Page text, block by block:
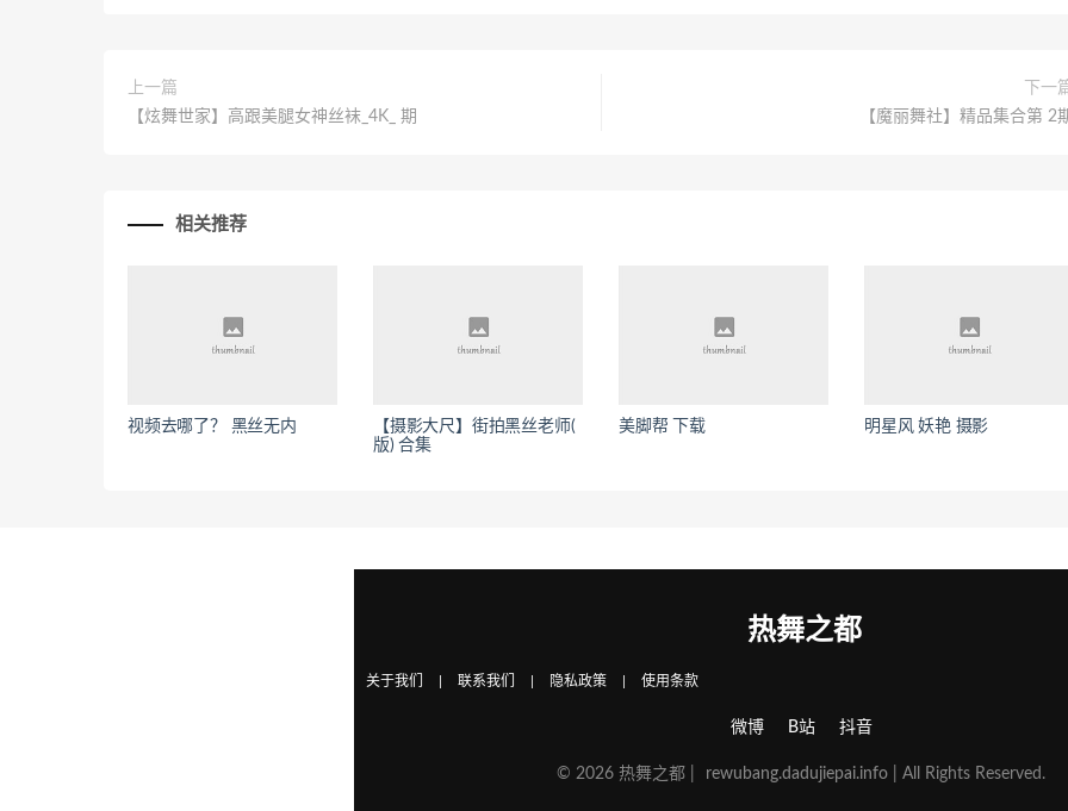
上一篇
【炫舞世家】高跟美腿女神丝袜_4K_ 期
下一
【魔丽舞社】精品集合第 2
相关推荐
视频去哪了？ 黑丝无内
【摄影大尺】街拍黑丝老师(
版) 合集
美脚帮 下载 明星风 妖艳 摄影
热舞之都
关于我们 联系我们 隐私政策 使用条款
微博 B站 抖音
© 2026 热舞之都 | rewubang.dadujiepai.info | All Rights Reserved.